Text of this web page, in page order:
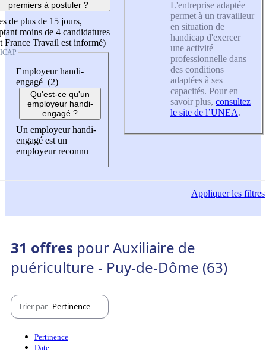
premiers à postuler ?
de plus de 15 jours,
moins de 4 candidatures
France Travail est informé)
Employeur handi-
engagé (2)
Qu'est-ce qu'un
employeur handi-
engagé ?
Un employeur handi-
engagé est un
employeur reconnu
L'entreprise adaptée
permet à un travailleur
en situation de
handicap d'exercer
une activité
professionnelle dans
des conditions
adaptées à ses
capacités. Pour en
savoir plus, consultez
le site de l’UNEA.
Appliquerles filtres
31 offres pour Auxiliaire de
puériculture - Puy-de-Dôme (63)
Trier par Pertinence
Pertinence
Date